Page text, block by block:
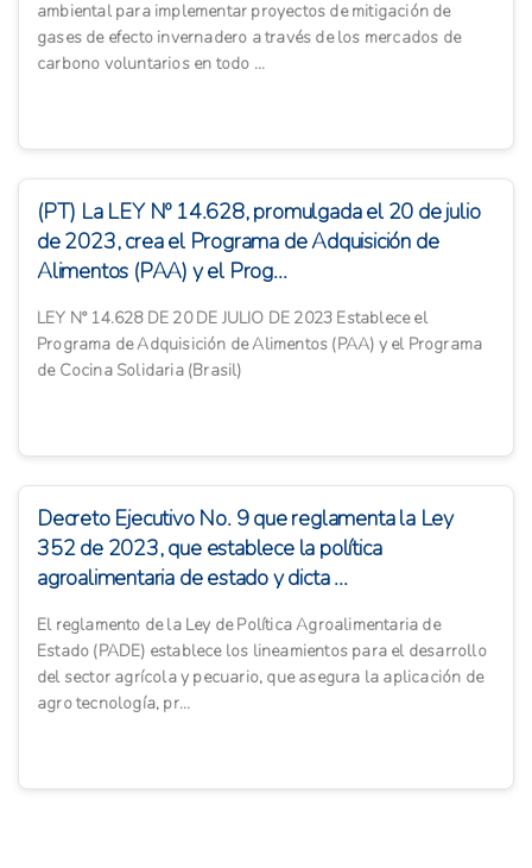
ambiental para implementar proyectos de mitigación de
gases de efecto invernadero a través de los mercados de
carbono voluntarios en todo ...
(PT) La LEY Nº 14.628, promulgada el 20 de julio
de 2023, crea el Programa de Adquisición de
Alimentos (PAA) y el Prog...
LEY N° 14.628 DE 20 DE JULIO DE 2023 Establece el
Programa de Adquisición de Alimentos (PAA) y el Programa
de Cocina Solidaria (Brasil)
Decreto Ejecutivo No. 9 que reglamenta la Ley
352 de 2023, que establece la política
agroalimentaria de estado y dicta ...
El reglamento de la Ley de Política Agroalimentaria de
Estado (PADE) establece los lineamientos para el desarrollo
del sector agrícola y pecuario, que asegura la aplicación de
agro tecnología, pr...